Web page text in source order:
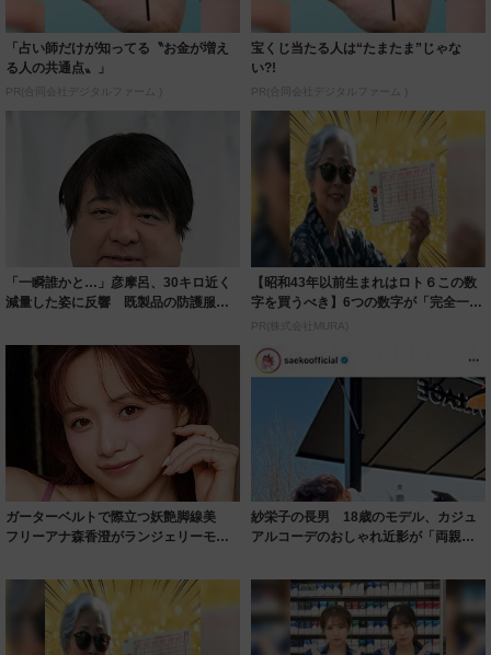
「占い師だけが知ってる〝お金が増え
る人の共通点〟」
PR(合同会社デジタルファーム )
宝くじ当たる人は“たまたま”じゃな
い?!
PR(合同会社デジタルファーム )
「一瞬誰かと…」彦摩呂、30キロ近く
減量した姿に反響 既製品の防護服が
【昭和43年以前生まれはロト６この数
字を買うべき】6つの数字が「完全一
致」する方...
PR(株式会社MURA)
ガーターベルトで際立つ妖艶脚線美
フリーアナ森香澄がランジェリーモデ
紗栄子の長男 18歳のモデル、カジュ
アルコーデのおしゃれ近影が「両親の